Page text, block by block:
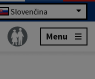
Slovenčina
Menu